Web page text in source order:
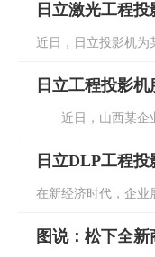
日立激光工程
近日，日立投影机为
日立工程投影
近日，山西某企业
日立DLP工程
在新经济时代，企业
图说：松下全